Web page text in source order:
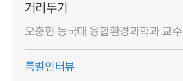
거리두기
오충현 동국대 융합환경과학과 교수
특별인터뷰